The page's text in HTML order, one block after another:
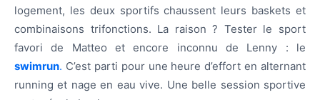
logement, les deux sportifs chaussent leurs baskets et
combinaisons trifonctions. La raison ? Tester le sport
favori de Matteo et encore inconnu de Lenny : le
swimrun. C’est parti pour une heure d’effort en alternant
running et nage en eau vive. Une belle session sportive